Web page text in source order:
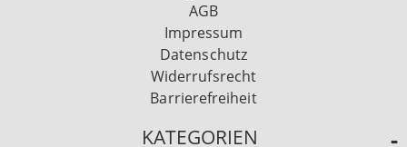
AGB
Impressum
Datenschutz
Widerrufsrecht
Barrierefreiheit
KATEGORIEN